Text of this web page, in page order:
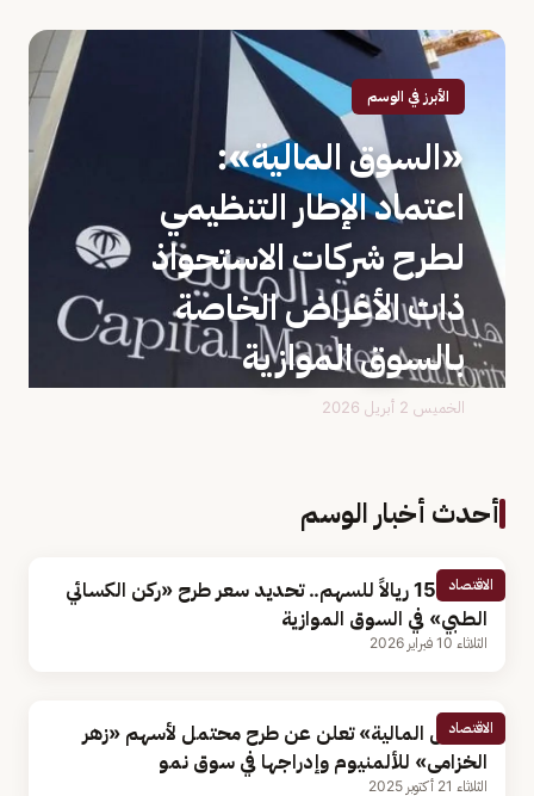
الأبرز في الوسم
«السوق المالية»:
اعتماد الإطار التنظيمي
لطرح شركات الاستحواذ
ذات الأغراض الخاصة
بالسوق الموازية
الخميس 2 أبريل 2026
أحدث أخبار الوسم
الاقتصاد
بقيمة 15 ريالاً للسهم.. تحديد سعر طرح «ركن الكسائي
الطبي» في السوق الموازية
الثلاثاء 10 فبراير 2026
الاقتصاد
«أموال المالية» تعلن عن طرح محتمل لأسهم «زهر
الخزامى» للألمنيوم وإدراجها في سوق نمو
الثلاثاء 21 أكتوبر 2025